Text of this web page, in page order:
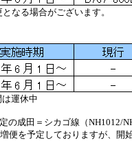
なる場合がございます。
運休中
の成田＝シカゴ線（NH1012/
便を予定しておりますが、